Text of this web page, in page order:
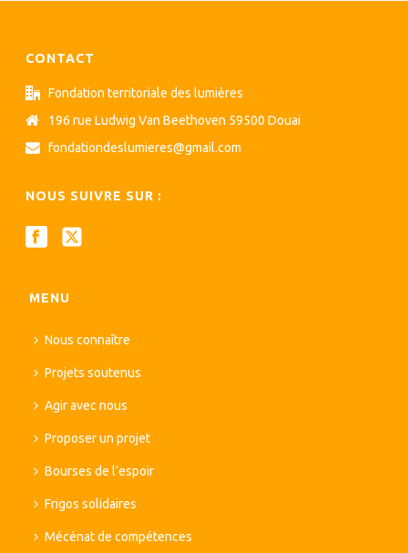
CONTACT
Fondation territoriale des lumières
196 rue Ludwig Van Beethoven 59500 Douai
fondationdeslumieres@gmail.com
NOUS SUIVRE SUR :
MENU
Nous connaître
Projets soutenus
Agir avec nous
Proposer un projet
Bourses de l’espoir
Frigos solidaires
Mécénat de compétences